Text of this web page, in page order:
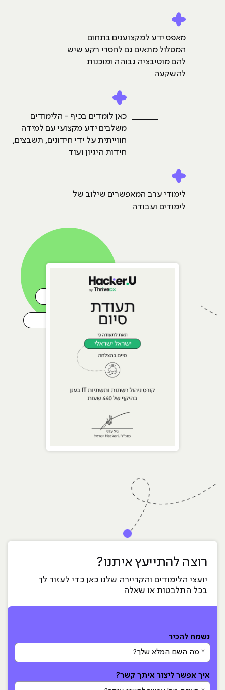
מאפס ידע למקצוענים בתחום
המסלול מתאים גם לחסרי רקע שיש
להם מוטיבציה גבוהה ומוכנות
להשקעה
כאן לומדים בכיף - הלימודים
משלבים ידע מקצועי עם למידה
חווייתית על ידי חידונים, תשבצים,
חידות היגיון ועוד
לימודי ערב המאפשרים שילוב של
לימודים ועבודה
רוצה להתייעץ איתנו?
יועצי הלימודים והקריירה שלנו כאן כדי לעזור לך
בכל התלבטות או שאלה
נשמח להכיר
* מה השם המלא שלך?
איך אפשר ליצור איתך קשר?
* באיזה מס' אפשר להשיג אותך?